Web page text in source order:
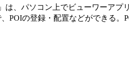
は、パソコン上でビューワーアプ
POIの登録・配置などができる